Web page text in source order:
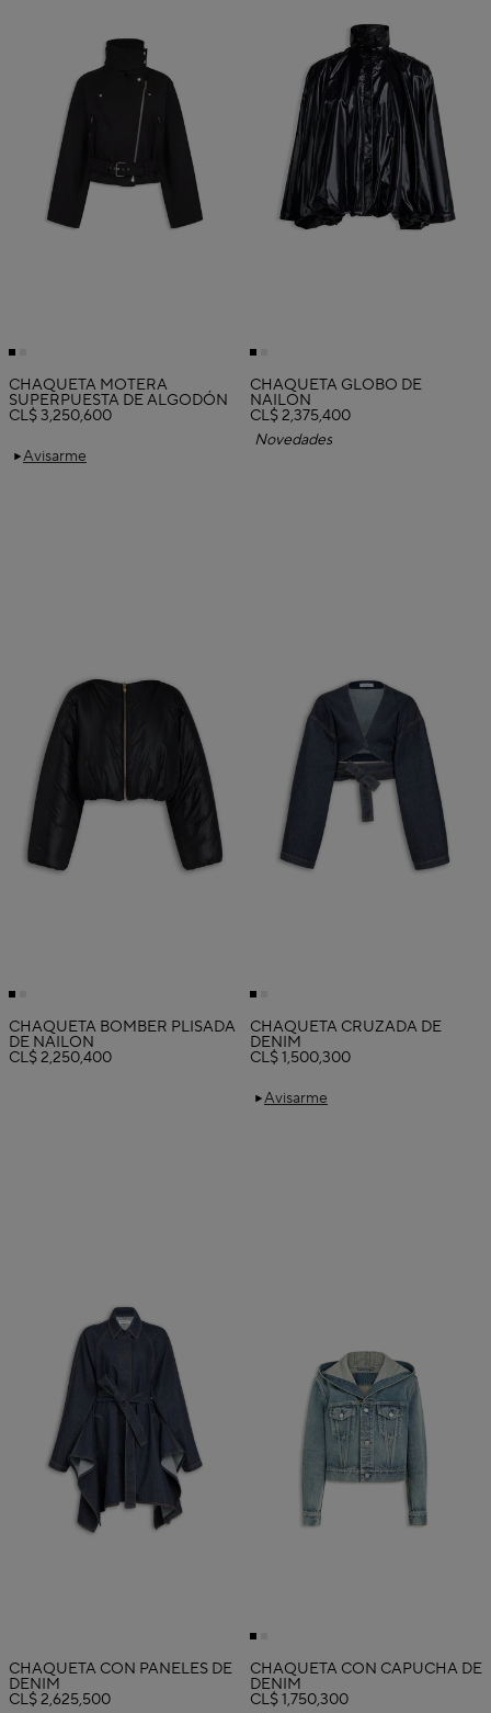
Avisarme
CHAQUETA MOTERA
SUPERPUESTA DE ALGODÓN
CL$ 3,250,600
CHAQUETA GLOBO DE
NAILON
CL$ 2,375,400
Novedades
CHAQUETA BOMBER PLISADA
DE NAILON
CL$ 2,250,400
Avisarme
CHAQUETA CRUZADA DE
DENIM
CL$ 1,500,300
CHAQUETA CON PANELES DE
DENIM
CL$ 2,625,500
CHAQUETA CON CAPUCHA DE
DENIM
CL$ 1,750,300